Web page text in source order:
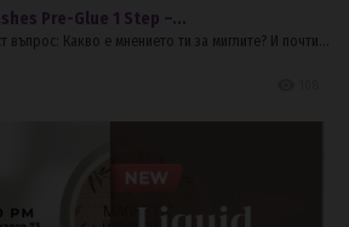
Pre-Glue 1 Step –...
въпрос: Какво е мнението ти за миглите? И почти...